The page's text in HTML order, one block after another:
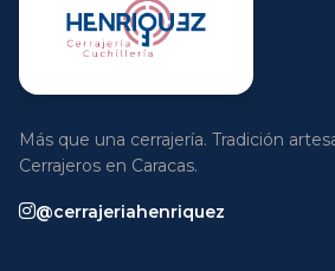
Más que una cerrajería. Tradición
Cerrajeros en Caracas.
@cerrajeriahenriquez